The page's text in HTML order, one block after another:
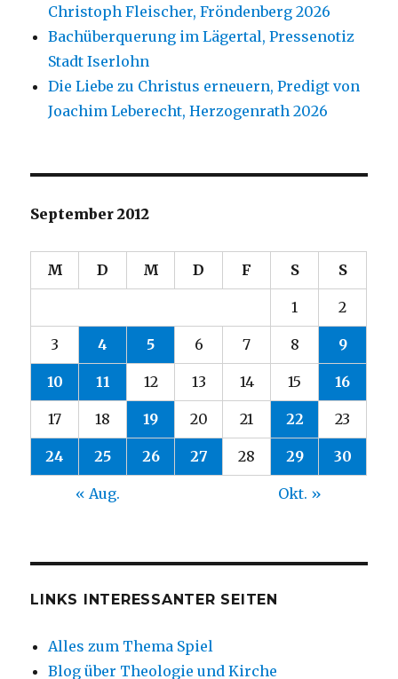
Christoph Fleischer, Fröndenberg 2026
Bachüberquerung im Lägertal, Pressenotiz
Stadt Iserlohn
Die Liebe zu Christus erneuern, Predigt von
Joachim Leberecht, Herzogenrath 2026
September 2012
M D M D F S S
1 2
3 4 5 6 7 8 9
10 11 12 13 14 15 16
17 18 19 20 21 22 23
24 25 26 27 28 29 30
« Aug. Okt. »
LINKS INTERESSANTER SEITEN
Alles zum Thema Spiel
Blog über Theologie und Kirche